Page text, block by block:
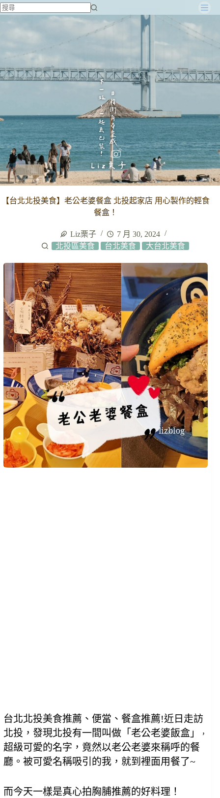
跳
容
【台北北投美食】老公老婆餐盒 北投起家店 用心製作的輕食
餐盒！
Liz栗子
7 月 30, 2024
北投區美食
台北美食 大台北美食
台北北投美食推薦、便當、餐盒推薦!近日走訪
北投，發現北投有一間叫做「老公老婆飯盒」
，
超級可愛的名字，竟然以老公老婆來稱呼的餐
廳。 被可愛名稱吸引的我，就到裡面用餐了~
而今天一樣是真心拍胸脯推薦的好料理！